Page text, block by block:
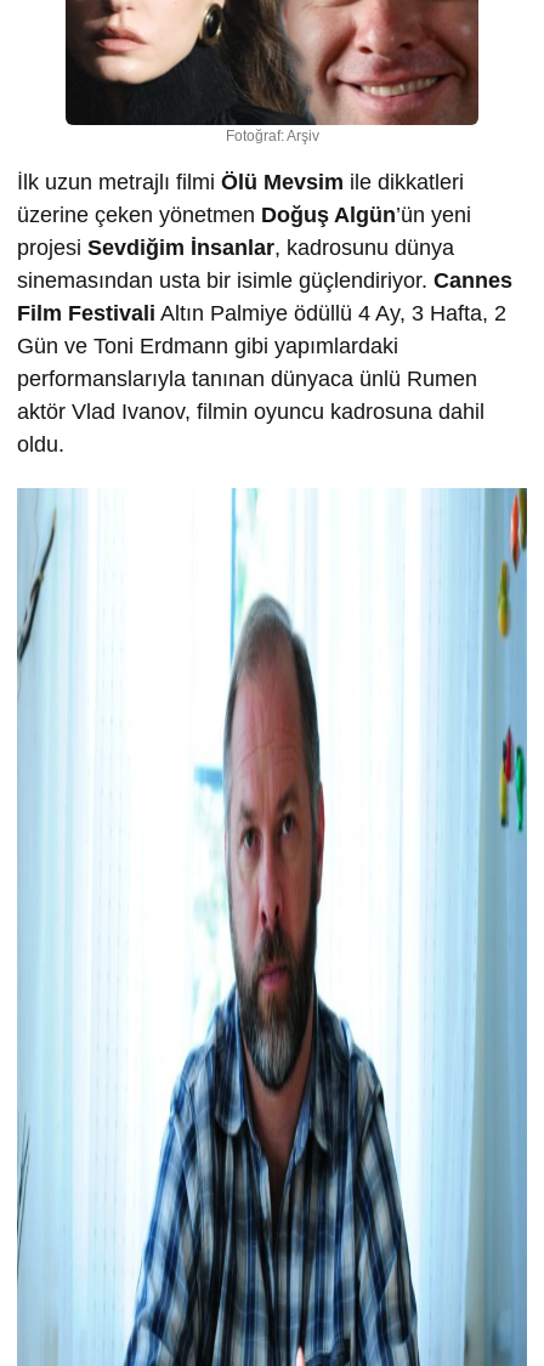
Fotoğraf: Arşiv
İlk uzun metrajlı filmi Ölü Mevsim ile dikkatleri
üzerine çeken yönetmen Doğuş Algün’ün yeni
projesi Sevdiğim İnsanlar, kadrosunu dünya
sinemasından usta bir isimle güçlendiriyor. Cannes
Film Festivali Altın Palmiye ödüllü 4 Ay, 3 Hafta, 2
Gün ve Toni Erdmann gibi yapımlardaki
performanslarıyla tanınan dünyaca ünlü Rumen
aktör Vlad Ivanov, filmin oyuncu kadrosuna dahil
oldu.